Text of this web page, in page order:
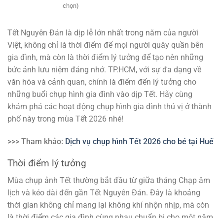
chọn)
Tết Nguyên Đán là dịp lễ lớn nhất trong năm của người
Việt, không chỉ là thời điểm để mọi người quây quần bên
gia đình, mà còn là thời điểm lý tưởng để tạo nên những
bức ảnh lưu niệm đáng nhớ. TP.HCM, với sự đa dạng về
văn hóa và cảnh quan, chính là điểm đến lý tưởng cho
những buổi chụp hình gia đình vào dịp Tết. Hãy cùng
khám phá các hoạt động chụp hình gia đình thú vị ở thành
phố này trong mùa Tết 2026 nhé!
>>> Tham khảo: Dịch vụ chụp hình Tết 2026 cho bé tại Huế
Thời điểm lý tưởng
Mùa chụp ảnh Tết thường bắt đầu từ giữa tháng Chạp âm
lịch và kéo dài đến gần Tết Nguyên Đán. Đây là khoảng
thời gian không chỉ mang lại không khí nhộn nhịp, mà còn